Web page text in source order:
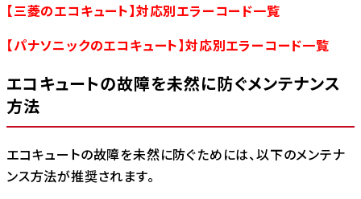
【三菱のエコキュート】対応別エラーコード一覧
【パナソニックのエコキュート】対応別エラーコード一覧
エコキュートの故障を未然に防ぐメンテナンス
方法
エコキュートの故障を未然に防ぐためには、以下のメンテナ
ンス方法が推奨されます。